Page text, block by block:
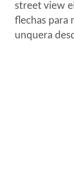
street view
flechas para
unquera